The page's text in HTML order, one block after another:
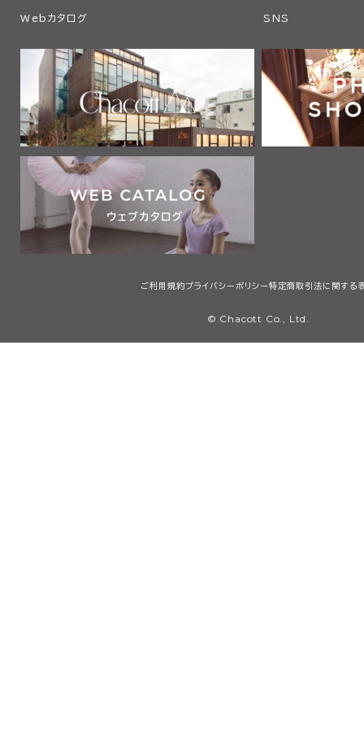
Webカタログ SNS
ご利用規約プライバシーポリシー 特定商取引法に関する
© Chacott Co., Ltd.